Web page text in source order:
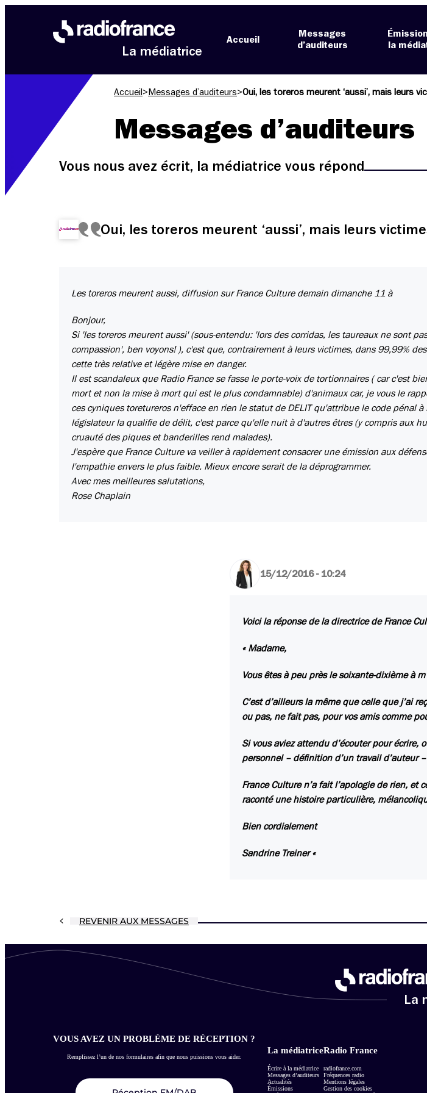
La médiatrice
Accueil
Messages
d’auditeurs
la
Accueil > Messages d’auditeurs>Oui, les toreros meurent ‘aussi’, mais leurs
Messages d’auditeurs
Vous nous avez écrit, la médiatrice vous répond
Oui, les toreros meurent ‘aussi’, mais leurs
Les toreros meurent aussi, diffusion sur France Culture demain dimanche 11 à
Bonjour,
Si 'les toreros meurent aussi' (sous-entendu: 'lors des corridas, les taureaux ne sont
compassion', ben voyons! ), c'est que, contrairement à leurs victimes, dans 99,99%
cette très relative et légère mise en danger.
Il est scandaleux que Radio France se fasse le porte-voix de tortionnaires ( car c'est
mort et non la mise à mort qui est le plus condamnable) d'animaux car, je vous le
ces cyniques toretureros n'efface en rien le statut de DELIT qu'attribue le code pénal
législateur la qualifie de délit, c'est parce qu'elle nuit à d'autres êtres (y compris aux
cruauté des piques et banderilles rend malades).
J'espère que France Culture va veiller à rapidement consacrer une émission aux
l'empathie envers le plus faible. Mieux encore serait de la déprogrammer.
Avec mes meilleures salutations,
Rose Chaplain
15/12/2016 - 10:24
Voici la réponse de la directrice de France
« Madame,
Vous êtes à peu près le soixante-dixième à
C’est d’ailleurs la même que celle que j’ai
ou pas, ne fait pas, pour vos amis comme
Si vous aviez attendu d’écouter pour écrire,
personnel – définition d’un travail d’auteur
France Culture n’a fait l’apologie de rien,
raconté une histoire particulière,
Bien cordialement
Sandrine Treiner «
REVENIR AUX MESSAGES
La
VOUS AVEZ UN PROBLÈME DE RÉCEPTION ?
Remplissez l’un de nos formulaires afin que nous puissions vous aider.
La médiatrice
Écrire à la médiatrice
Messages d’auditeurs
Actualités
Émissions
Radio France
radiofrance.com
Fréquences radio
Mentions légales
Gestion des cookies